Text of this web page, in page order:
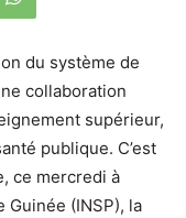
du système de
collaboration
supérieur,
publique. C’est
ce mercredi à
Guinée (INSP), la